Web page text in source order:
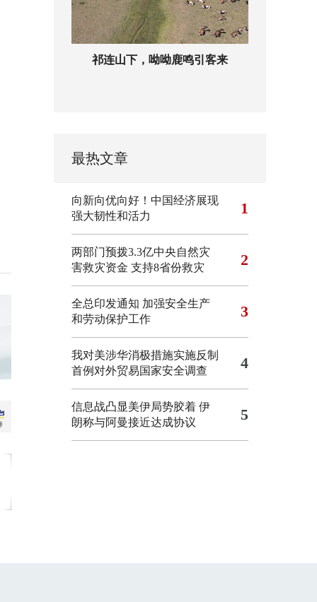
祁连山下，呦呦鹿鸣引客来
最热文章
向新向优向好！中国经济展现
强大韧性和活力
1
两部门预拨3.3亿中央自然灾
害救灾资金 支持8省份救灾
2
全总印发通知 加强安全生产
和劳动保护工作
3
我对美涉华消极措施实施反制
首例对外贸易国家安全调查
4
信息战凸显美伊局势胶着 伊
朗称与阿曼接近达成协议
5